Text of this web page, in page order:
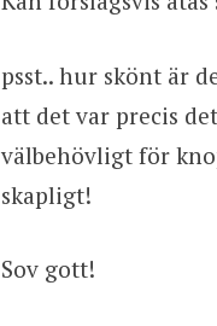
psst.. hur skönt är
att det var precis
välbehövligt för
skapligt!
Sov gott!